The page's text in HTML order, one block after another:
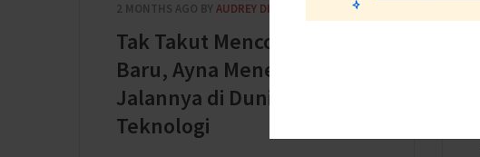
2 MONTHS AGO BY AUDREY DIWANTRI ALODIA
Tak Takut Mencoba Hal
Baru, Ayna Menemukan
Jalannya di Dunia
Teknologi